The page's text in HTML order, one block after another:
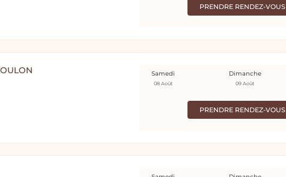
PRENDRE RENDEZ-VOUS
PRENDRE RENDEZ-VOUS
Samedi
08 Août
Dimanche
09 Août